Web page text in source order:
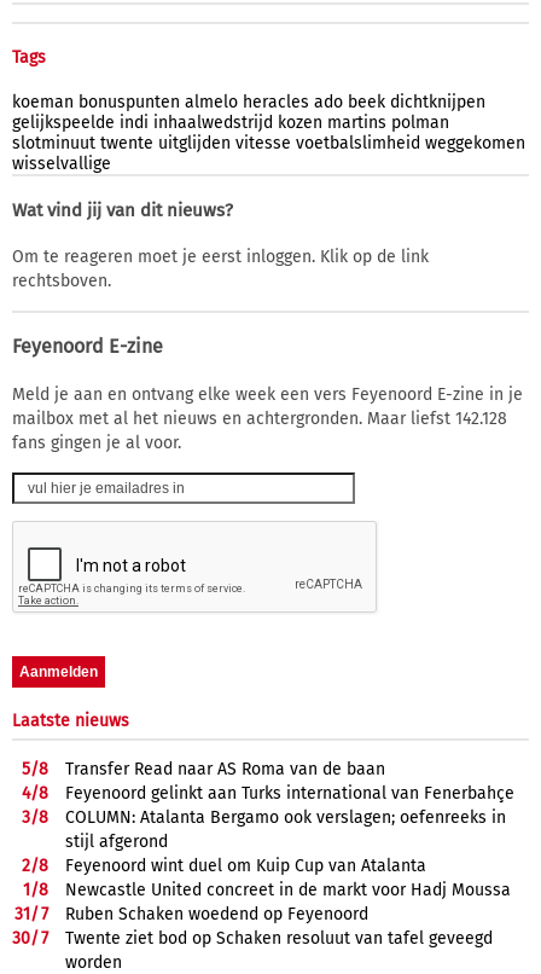
Tags
koeman bonuspunten almelo heracles ado beek dichtknijpen
gelijkspeelde indi inhaalwedstrijd kozen martins polman
slotminuut twente uitglijden vitesse voetbalslimheid weggekomen
wisselvallige
Wat vind jij van dit nieuws?
Om te reageren moet je eerst inloggen. Klik op de link
rechtsboven.
Feyenoord E-zine
Meld je aan en ontvang elke week een vers Feyenoord E-zine in je
mailbox met al het nieuws en achtergronden. Maar liefst 142.128
fans gingen je al voor.
Laatste nieuws
5/8
Transfer Read naar AS Roma van de baan
4/8
Feyenoord gelinkt aan Turks international van Fenerbahçe
3/8
COLUMN: Atalanta Bergamo ook verslagen; oefenreeks in
stijl afgerond
2/8
Feyenoord wint duel om Kuip Cup van Atalanta
1/8
Newcastle United concreet in de markt voor Hadj Moussa
31/7
Ruben Schaken woedend op Feyenoord
30/7
Twente ziet bod op Schaken resoluut van tafel geveegd
worden